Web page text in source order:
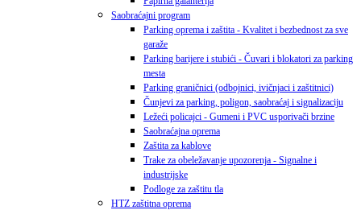
Saobraćajni program
Parking oprema i zaštita - Kvalitet i bezbednost za sve
garaže
Parking barijere i stubići - Čuvari i blokatori za parking
mesta
Parking graničnici (odbojnici, ivičnjaci i zaštitnici)
Čunjevi za parking, poligon, saobraćaj i signalizaciju
Ležeći policajci - Gumeni i PVC usporivači brzine
Saobraćajna oprema
Zaštita za kablove
Trake za obeležavanje upozorenja - Signalne i
industrijske
Podloge za zaštitu tla
HTZ zaštitna oprema